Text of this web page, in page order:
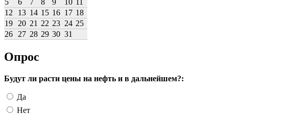
12
13 14 15 16 17 18
19
20 21 22 23 24 25
26
27 28 29 30 31
Опрос
Будут ли расти цены на нефть и в дальнейшем?:
Да
Нет